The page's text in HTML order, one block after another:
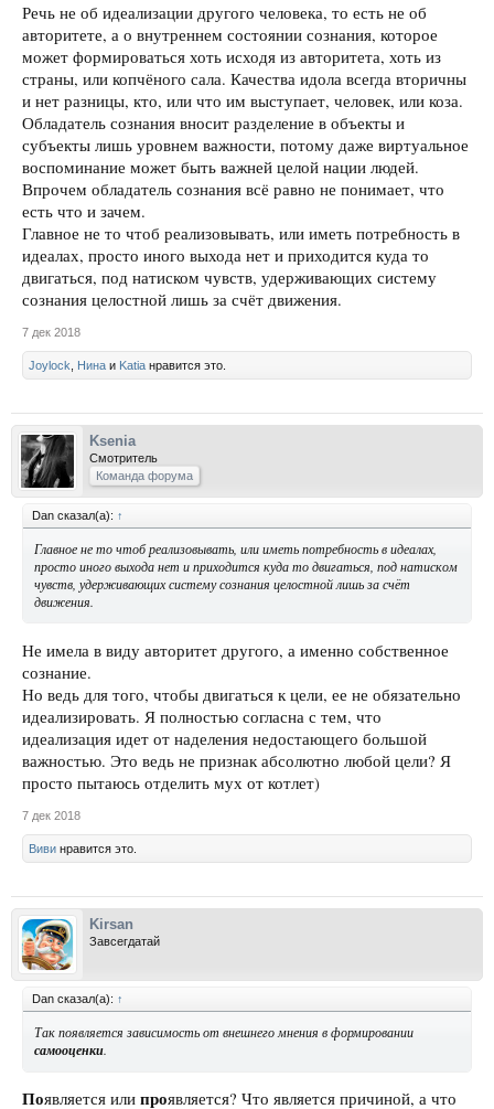
Речь не об идеализации другого человека, то есть не об
авторитете, а о внутреннем состоянии сознания, которое
может формироваться хоть исходя из авторитета, хоть из
страны, или копчёного сала. Качества идола всегда вторичны
и нет разницы, кто, или что им выступает, человек, или коза.
Обладатель сознания вносит разделение в объекты и
субъекты лишь уровнем важности, потому даже виртуальное
воспоминание может быть важней целой нации людей.
Впрочем обладатель сознания всё равно не понимает, что
есть что и зачем.
Главное не то чтоб реализовывать, или иметь потребность в
идеалах, просто иного выхода нет и приходится куда то
двигаться, под натиском чувств, удерживающих систему
сознания целостной лишь за счёт движения.
7 дек 2018
Joylock Нина и Katia нравится это.
Ksenia
Смотритель
Команда форума
Dan сказал(а): ↑
Главное не то чтоб реализовывать, или иметь потребность в идеалах,
просто иного выхода нет и приходится куда то двигаться, под натиском
чувств, удерживающих систему сознания целостной лишь за счёт
движения.
Не имела в виду авторитет другого, а именно собственное
сознание.
Но ведь для того, чтобы двигаться к цели, ее не обязательно
идеализировать. Я полностью согласна с тем, что
идеализация идет от наделения недостающего большой
важностью. Это ведь не признак абсолютно любой цели? Я
просто пытаюсь отделить мух от котлет)
7 дек 2018
Виви нравится это.
Kirsan
Завсегдатай
Dan сказал(а): ↑
Так появляется зависимость от внешнего мнения в формировании
самооценки.
Появляется или проявляется? Что является причиной, а что